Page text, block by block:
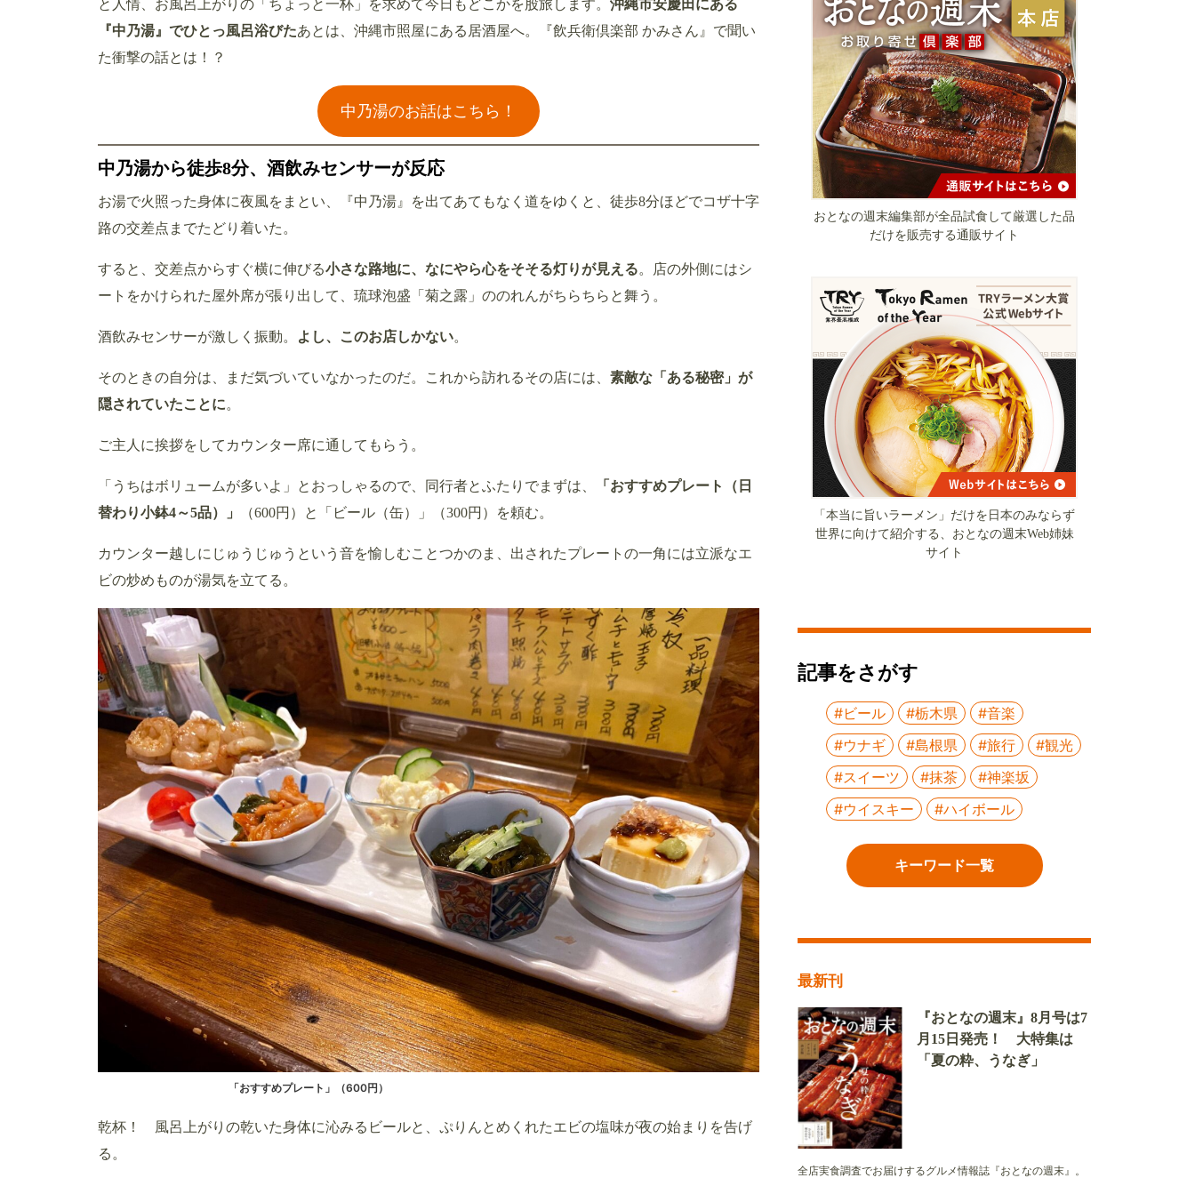
と人情、お風呂上がりの「ちょっと一杯」を求めて今日もどこかを股旅します。 沖縄市安慶田にある
『中乃湯』でひとっ風呂浴びたあとは、沖縄市照屋にある居酒屋へ。『飲兵衛倶楽部 かみさん』で聞い
た衝撃の話とは！？
中乃湯のお話はこちら！
中乃湯から徒歩8分、酒飲みセンサーが反応
お湯で火照った身体に夜風をまとい、『中乃湯』を出てあてもなく道をゆくと、徒歩8分ほどでコザ十字
路の交差点までたどり着いた。
すると、交差点からすぐ横に伸びる小さな路地に、なにやら心をそそる灯りが見える。店の外側にはシ
ートをかけられた屋外席が張り出して、琉球泡盛「菊之露」ののれんがちらちらと舞う。
酒飲みセンサーが激しく振動。 よし、このお店しかない。
そのときの自分は、まだ気づいていなかったのだ。これから訪れるその店には、 素敵な「ある秘密」が
隠されていたことに。
ご主人に挨拶をしてカウンター席に通してもらう。
「うちはボリュームが多いよ」とおっしゃるので、同行者とふたりでまずは、
「おすすめプレート（日
替わり小鉢4～5品）」
（600円）と「ビール（缶）」（300円）を頼む。
カウンター越しにじゅうじゅうという音を愉しむことつかのま、出されたプレートの一角には立派なエ
ビの炒めものが湯気を立てる。
「おすすめプレート」（600円）
乾杯！ 風呂上がりの乾いた身体に沁みるビールと、ぷりんとめくれたエビの塩味が夜の始まりを告げ
る。
おとなの週末編集部が全品試食して厳選した品
だけを販売する通販サイト
「本当に旨いラーメン」だけを日本のみならず
世界に向けて紹介する、おとなの週末Web姉妹
サイト
記事をさがす
#ビール #栃木県
#音楽
#ウナギ
#島根県 #旅行
#観光
#スイーツ
#抹茶
#神楽坂
#ウイスキー
#ハイボール
キーワード一覧
最新刊
『おとなの週末』8月号は7
月15日発売！ 大特集は
「夏の粋、うなぎ」
全店実食調査でお届けするグルメ情報誌『おとなの週末』。